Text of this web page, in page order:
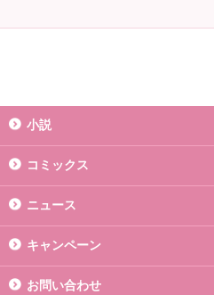
小説
コミックス
ニュース
キャンペーン
お問い合わせ